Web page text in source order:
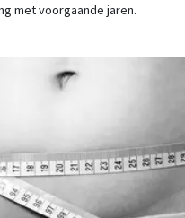
met voorgaande jaren.